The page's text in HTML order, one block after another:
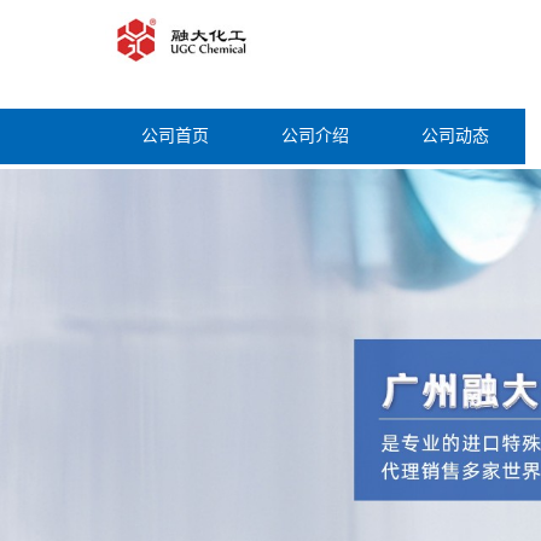
公司首页 公司介绍 公司动态